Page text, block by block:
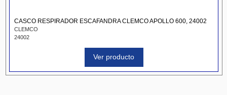
CASCO RESPIRADOR ESCAFANDRA CLEMCO APOLLO 600, 24002
CLEMCO
24002
Ver producto